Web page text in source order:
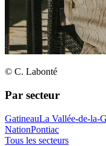
© C. Labonté
Par secteur
GatineauLa Vallée-de-la-
NationPontiac
Tous les secteurs